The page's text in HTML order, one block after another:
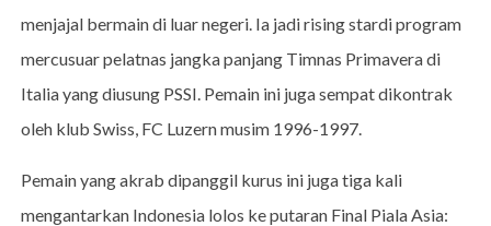
menjajal bermain di luar negeri. Ia jadi rising stardi program
mercusuar pelatnas jangka panjang Timnas Primavera di
Italia yang diusung PSSI. Pemain ini juga sempat dikontrak
oleh klub Swiss, FC Luzern musim 1996-1997.
Pemain yang akrab dipanggil kurus ini juga tiga kali
mengantarkan Indonesia lolos ke putaran Final Piala Asia: